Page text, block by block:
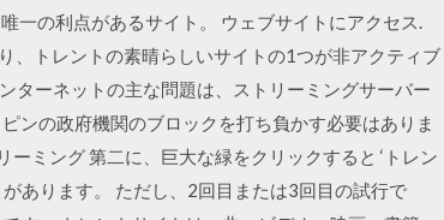
一の利点があるサイト。 ウェブサイトにアクセス.
、トレントの素晴らしいサイトの1つが非アクティブ
ターネットの主な問題は、ストリーミングサーバー
ンの政府機関のブロックを打ち負かす必要はありま
ミング 第二に、巨大な緑をクリックすると ‘トレン
あります。 ただし、2回目または3回目の試行で